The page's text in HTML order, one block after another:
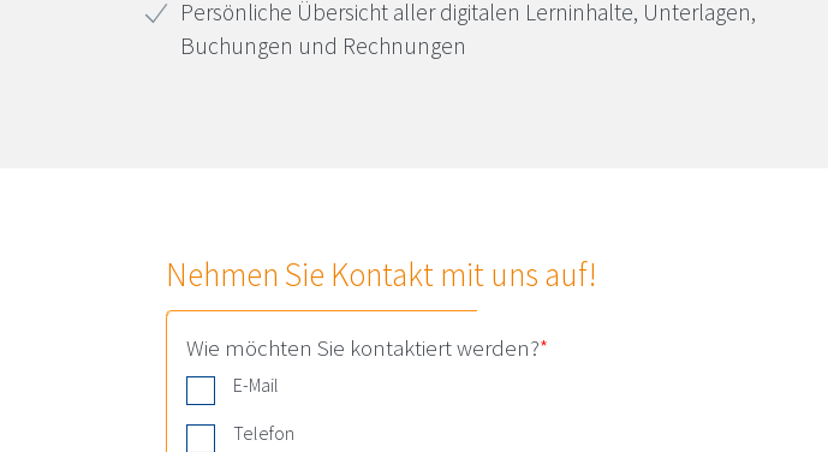
Persönliche Übersicht aller digitalen Lerninhalte, Unterlagen,
Buchungen und Rechnungen
Nehmen Sie Kontakt mit uns auf!
Wie möchten Sie kontaktiert werden?*
E-Mail
Telefon